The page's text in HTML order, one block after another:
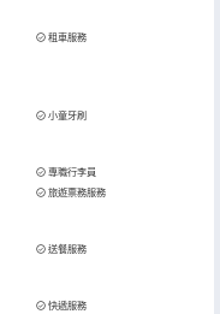
租車服務
小童牙刷
專職行李員
旅遊票務服務
送餐服務
快遞服務